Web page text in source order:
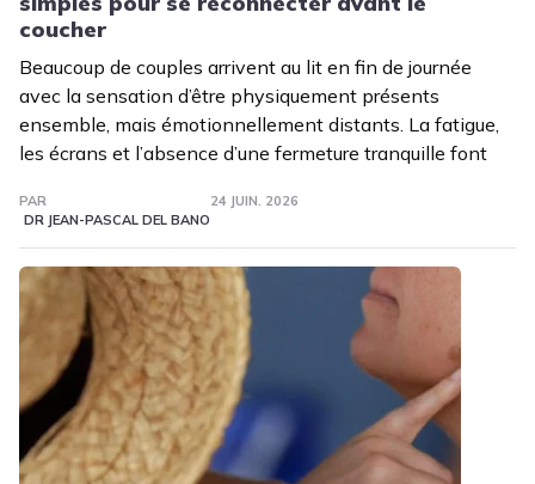
coucher
Beaucoup de couples arrivent au lit en fin de journée
avec la sensation d’être physiquement présents
ensemble, mais émotionnellement distants. La fatigue,
les écrans et l’absence d’une fermeture tranquille font
PAR
DR JEAN-PASCAL DEL BANO
24 JUIN. 2026